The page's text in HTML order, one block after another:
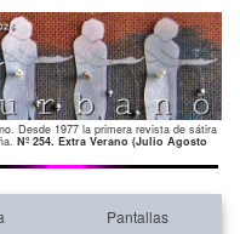
Desde 1977 la primera revista de sátira
Nº 254. Extra Verano (Julio Agosto
Pantallas